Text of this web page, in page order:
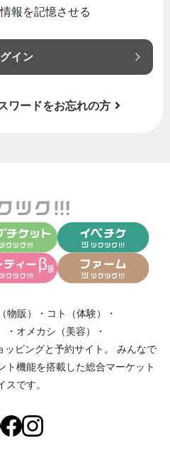
報を記憶させる
イン
ワードをお忘れの方
物販） ・ コト（体験）
・
・ オメカシ（美容）
・
ッピングと予約サイト。
みんなで
ト機能を搭載した総合マーケット
スです。